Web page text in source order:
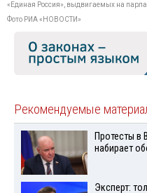
«Единая Россия», выдвигаемых на
Фото РИА «НОВОСТИ»
Рекомендуемые
Протесты в
набирает
Эксперт: